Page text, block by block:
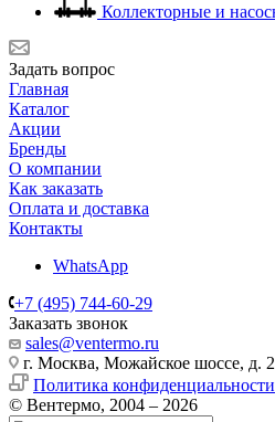
Коллекторные и
Задать вопрос
Главная
Каталог
Акции
Бренды
О компании
Как заказать
Оплата и доставка
Контакты
WhatsApp
+7 (495) 744-60-29
Заказать звонок
sales@ventermo.ru
г. Москва, Можайское шоссе, д.
Политика конфиденциальности
© Вентермо, 2004 – 2026